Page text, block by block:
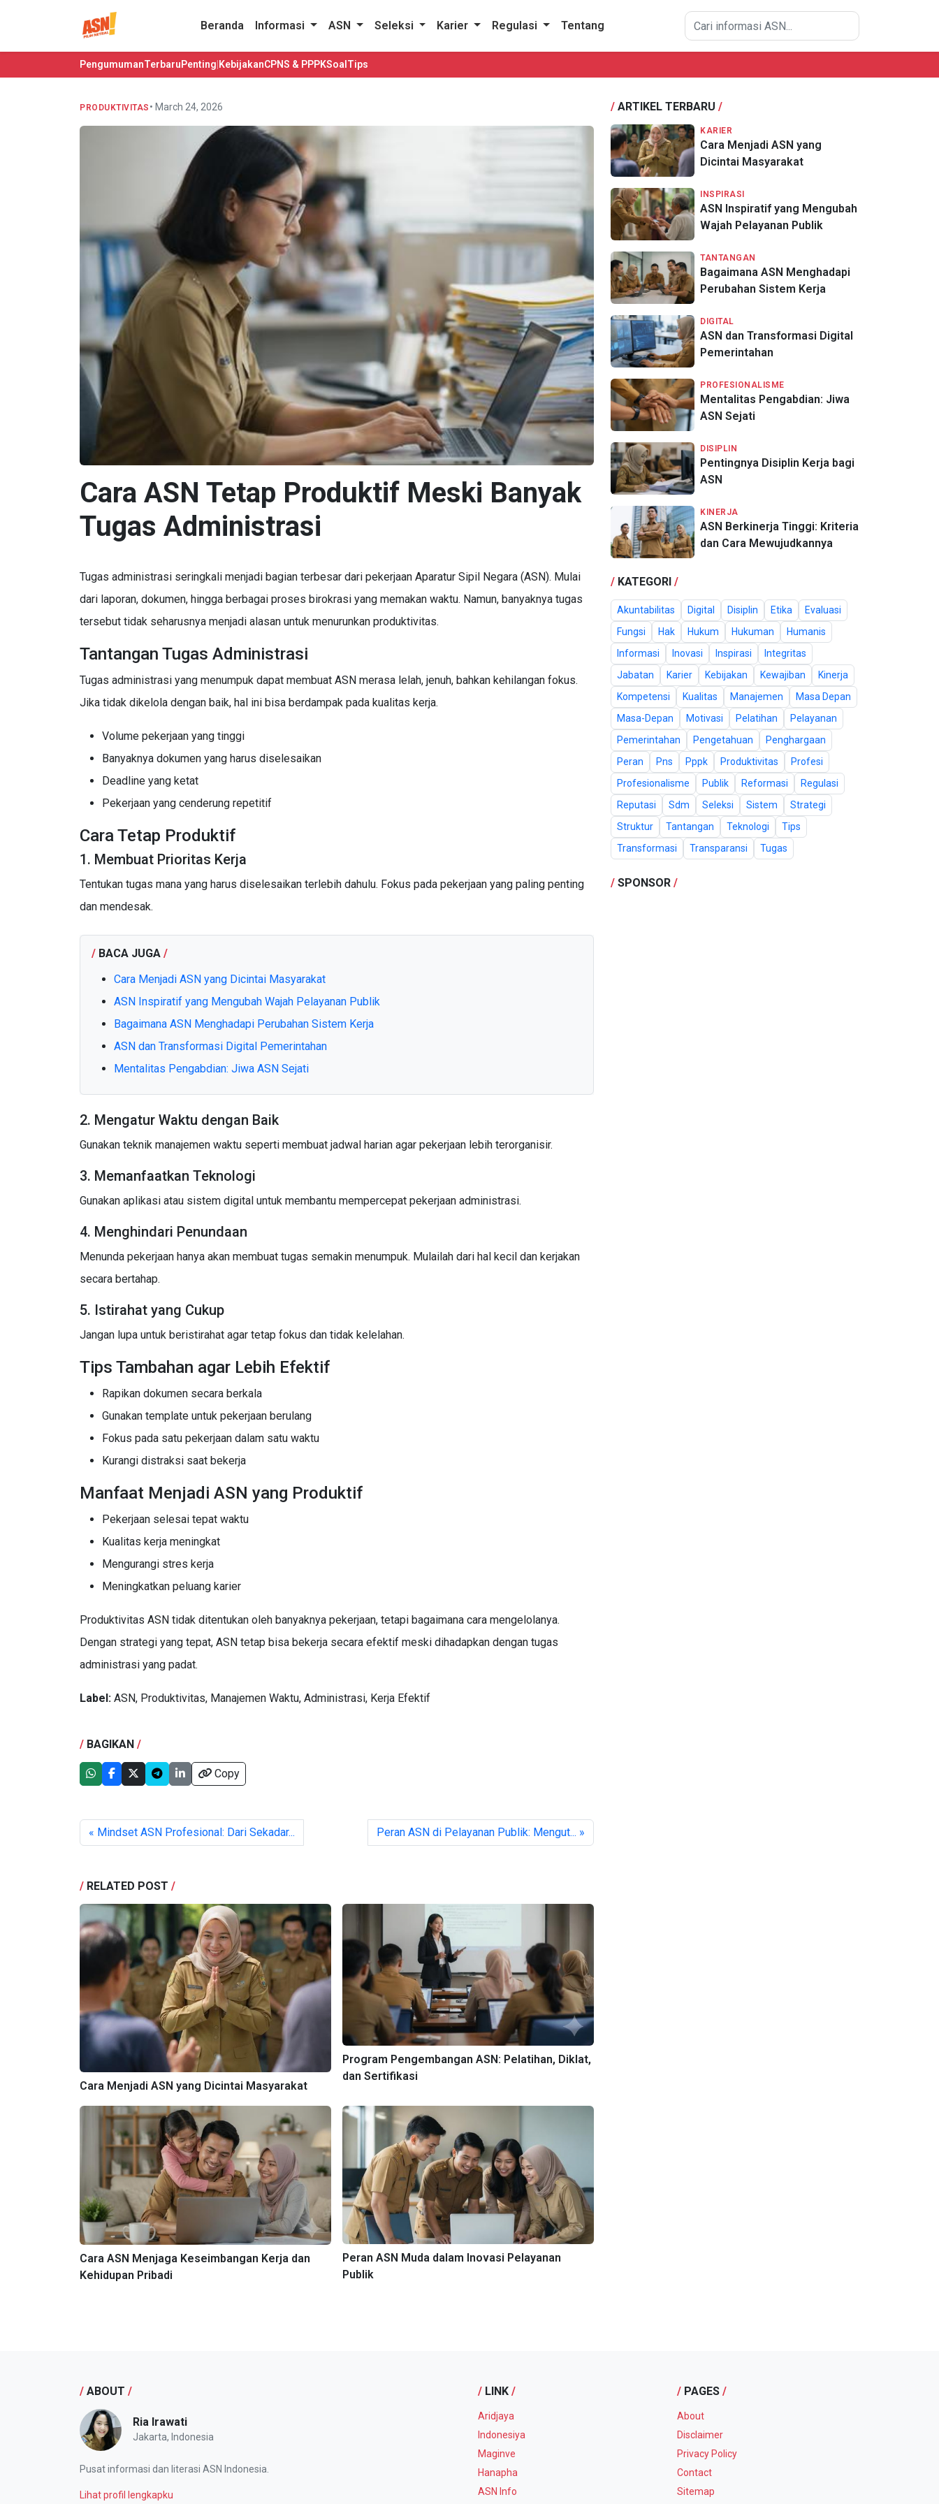
Beranda Informasi ASN Seleksi Karier Regulasi Tentang
PengumumanTerbaruPenting KebijakanCPNS & PPPKSoal Tips
PRODUKTIVITAS • March 24, 2026
Cara ASN Tetap Produktif Meski Banyak
Tugas Administrasi
Tugas administrasi seringkali menjadi bagian terbesar dari pekerjaan Aparatur Sipil Negara (ASN). Mulai
dari laporan, dokumen, hingga berbagai proses birokrasi yang memakan waktu. Namun, banyaknya tugas
tersebut tidak seharusnya menjadi alasan untuk menurunkan produktivitas.
Tantangan Tugas Administrasi
Tugas administrasi yang menumpuk dapat membuat ASN merasa lelah, jenuh, bahkan kehilangan fokus.
Jika tidak dikelola dengan baik, hal ini bisa berdampak pada kualitas kerja.
Volume pekerjaan yang tinggi
Banyaknya dokumen yang harus diselesaikan
Deadline yang ketat
Pekerjaan yang cenderung repetitif
Cara Tetap Produktif
1. Membuat Prioritas Kerja
Tentukan tugas mana yang harus diselesaikan terlebih dahulu. Fokus pada pekerjaan yang paling penting
dan mendesak.
/ BACA JUGA /
Cara Menjadi ASN yang Dicintai Masyarakat
ASN Inspiratif yang Mengubah Wajah Pelayanan Publik
Bagaimana ASN Menghadapi Perubahan Sistem Kerja
ASN dan Transformasi Digital Pemerintahan
Mentalitas Pengabdian: Jiwa ASN Sejati
2. Mengatur Waktu dengan Baik
Gunakan teknik manajemen waktu seperti membuat jadwal harian agar pekerjaan lebih terorganisir.
3. Memanfaatkan Teknologi
Gunakan aplikasi atau sistem digital untuk membantu mempercepat pekerjaan administrasi.
4. Menghindari Penundaan
Menunda pekerjaan hanya akan membuat tugas semakin menumpuk. Mulailah dari hal kecil dan kerjakan
secara bertahap.
5. Istirahat yang Cukup
Jangan lupa untuk beristirahat agar tetap fokus dan tidak kelelahan.
Tips Tambahan agar Lebih Efektif
Rapikan dokumen secara berkala
Gunakan template untuk pekerjaan berulang
Fokus pada satu pekerjaan dalam satu waktu
Kurangi distraksi saat bekerja
Manfaat Menjadi ASN yang Produktif
Pekerjaan selesai tepat waktu
Kualitas kerja meningkat
Mengurangi stres kerja
Meningkatkan peluang karier
Produktivitas ASN tidak ditentukan oleh banyaknya pekerjaan, tetapi bagaimana cara mengelolanya.
Dengan strategi yang tepat, ASN tetap bisa bekerja secara efektif meski dihadapkan dengan tugas
administrasi yang padat.
Label: ASN, Produktivitas, Manajemen Waktu, Administrasi, Kerja Efektif
/ BAGIKAN /
Copy
« Mindset ASN Profesional: Dari Sekadar... Peran ASN di Pelayanan Publik: Mengut... »
/ RELATED POST /
Cara Menjadi ASN yang Dicintai Masyarakat
Program Pengembangan ASN: Pelatihan, Diklat,
dan Sertifikasi
Cara ASN Menjaga Keseimbangan Kerja dan
Kehidupan Pribadi
Peran ASN Muda dalam Inovasi Pelayanan
Publik
/ ARTIKEL TERBARU /
KARIER
Cara Menjadi ASN yang
Dicintai Masyarakat
INSPIRASI
ASN Inspiratif yang Mengubah
Wajah Pelayanan Publik
TANTANGAN
Bagaimana ASN Menghadapi
Perubahan Sistem Kerja
DIGITAL
ASN dan Transformasi Digital
Pemerintahan
PROFESIONALISME
Mentalitas Pengabdian: Jiwa
ASN Sejati
DISIPLIN
Pentingnya Disiplin Kerja bagi
ASN
KINERJA
ASN Berkinerja Tinggi: Kriteria
dan Cara Mewujudkannya
/ KATEGORI /
Akuntabilitas Digital Disiplin Etika
Evaluasi
Fungsi
Hak Hukum Hukuman
Humanis
Informasi
Inovasi Inspirasi
Integritas
Jabatan
Karier Kebijakan Kewajiban
Kinerja
Kompetensi
Kualitas Manajemen
Masa Depan
Masa-Depan
Motivasi Pelatihan
Pelayanan
Pemerintahan
Pengetahuan
Penghargaan
Peran
Pns Pppk Produktivitas
Profesi
Profesionalisme
Publik Reformasi
Regulasi
Reputasi
Sdm Seleksi Sistem
Strategi
Struktur
Tantangan Teknologi
Tips
Transformasi
Transparansi Tugas
/ SPONSOR /
/ ABOUT /
Ria Irawati
Jakarta, Indonesia
Pusat informasi dan literasi ASN Indonesia.
Lihat profil lengkapku
/ LINK /
Aridjaya
Indonesiya
Maginve
Hanapha
ASN Info
/ PAGES /
About
Disclaimer
Privacy Policy
Contact
Sitemap